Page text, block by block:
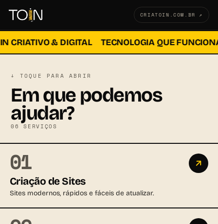
CRIATOIN.COM.BR ↗
CRIATIVO & DIGITAL TECNOLOGIA QUE
↓ TOQUE PARA ABRIR
Em que podemos
ajudar?
06 SERVIÇOS
01
Criação de Sites
Sites modernos, rápidos e fáceis de atualizar.